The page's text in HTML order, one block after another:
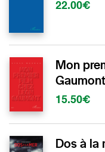
22.00€
Mon
Gaumont
15.50€
Dos à la